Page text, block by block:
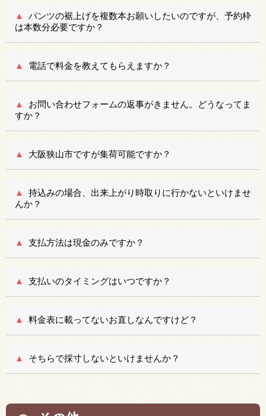
パンツの裾上げを複数本お願いしたいのですが、予約枠
は本数分必要ですか？
電話で料金を教えてもらえますか？
お問い合わせフォームの返事がきません。どうなってま
すか？
大阪狭山市ですが集荷可能ですか？
持込みの場合、出来上がり時取りに行かないといけませ
んか？
支払方法は現金のみですか？
支払いのタイミングはいつですか？
料金表に載ってないお直しなんですけど？
そちらで採寸しないといけませんか？